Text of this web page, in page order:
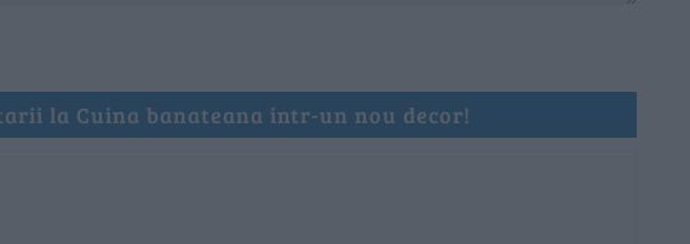
la Cuina banateana intr-un nou decor!